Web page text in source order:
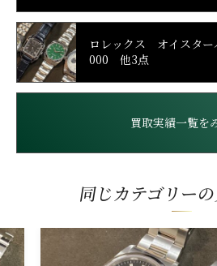
買取実績一覧を
ロレックス オイスタ
000 他3点
同じカテゴリー